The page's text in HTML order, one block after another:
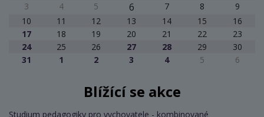
3
4 5 6 7 8
9
10
11 12 13 14 15
16
17
18 19 20 21 22
23
24
25 26 27 28 29
30
31
1 2 3 4 5 6
Blížící se akce
Studium pedagogiky pro vychovatele - kombinované